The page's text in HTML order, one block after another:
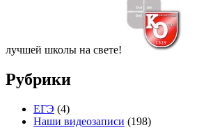
лучшей школы на свете!
Рубрики
ЕГЭ (4)
Наши видеозаписи (198)